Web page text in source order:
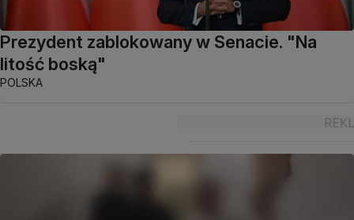
Prezydent zablokowany w Senacie. "Na
litość boską"
POLSKA